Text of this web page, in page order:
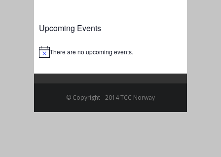
Upcoming Events
NoticeThere are no upcoming events.
© Copyright - 2014 TCC Norway